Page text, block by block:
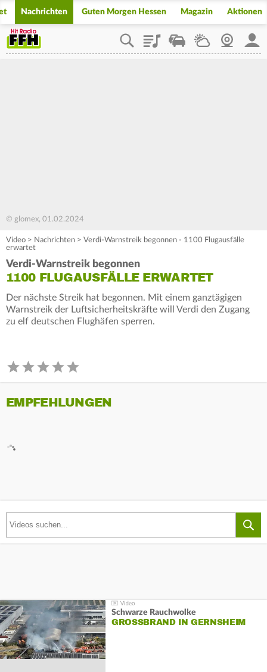
Nachrichten Guten Morgen Hessen Magazin Aktionen
PlaylistStaupilotWetterWebcam
© glomex, 01.02.2024
Video > Nachrichten > Verdi-Warnstreik begonnen - 1100 Flugausfälle
erwartet
Verdi-Warnstreik begonnen
1100 FLUGAUSFÄLLE ERWARTET
Der nächste Streik hat begonnen. Mit einem ganztägigen
Warnstreik der Luftsicherheitskräfte will Verdi den Zugang
zu elf deutschen Flughäfen sperren.
EMPFEHLUNGEN
Schwarze Rauchwolke
GROSSBRAND IN GERNSHEIM